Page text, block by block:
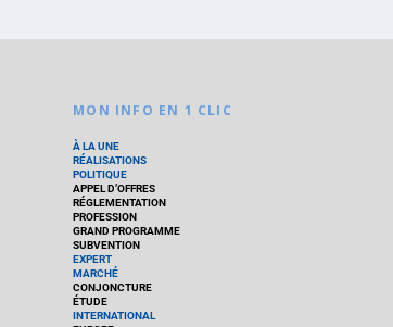
MON INFO EN 1 CLIC
À LA UNE
RÉALISATIONS
POLITIQUE
APPEL D’OFFRES
RÉGLEMENTATION
PROFESSION
GRAND PROGRAMME
SUBVENTION
EXPERT
MARCHÉ
CONJONCTURE
ÉTUDE
INTERNATIONAL